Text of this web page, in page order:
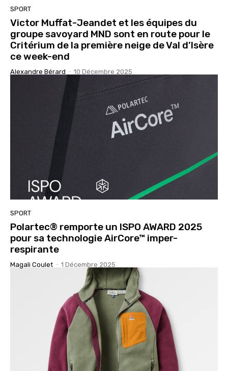
SPORT
Victor Muffat-Jeandet et les équipes du
groupe savoyard MND sont en route pour le
Critérium de la première neige de Val d’Isère
ce week-end
Alexandre Bérard - 10 Décembre 2025
SPORT
Polartec® remporte un ISPO AWARD 2025
pour sa technologie AirCore™ imper-
respirante
Magali Coulet - 1 Décembre 2025